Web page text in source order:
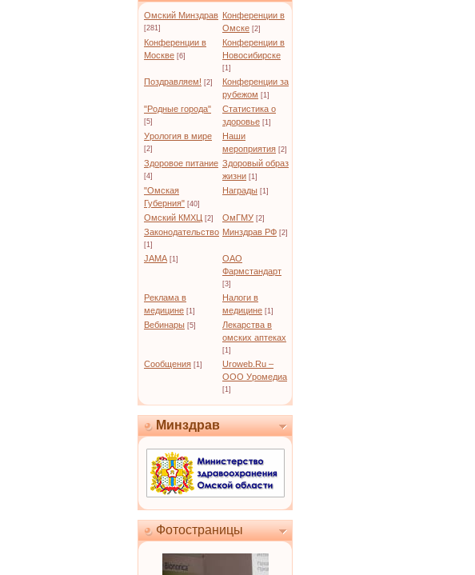
Омский Минздрав
[281]
Конференции в
Омске [2]
Конференции в
Москве [6]
Конференции в
Новосибирске
[1]
Поздравляем! [2]
Конференции за
рубежом [1]
"Родные города"
[5]
Статистика о
здоровье [1]
Урология в мире
[2]
Наши
мероприятия [2]
Здоровое питание
[4]
Здоровый образ
жизни [1]
"Омская
Губерния" [40]
Награды [1]
Омский КМХЦ [2] ОмГМУ [2]
Законодательство
[1]
Минздрав РФ [2]
JAMA [1]
ОАО
Фармстандарт
[3]
Реклама в
медицине [1]
Налоги в
медицине [1]
Вебинары [5]
Лекарства в
омских аптеках
[1]
Сообщения [1]
Uroweb.Ru –
ООО Уромедиа
[1]
Минздрав
Фотостраницы